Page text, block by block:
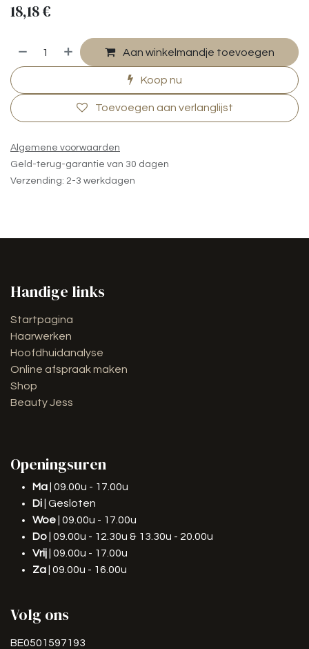
18,18€
Aan winkelmandje toevoegen
Koop nu
Toevoegen aan verlanglijst
Algemene voorwaarden
Geld-terug-garantie van 30 dagen
Verzending: 2-3 werkdagen
Handige links
Startpagina
Haarwerken
Hoofdhuidanalyse
Online afspraak maken
Shop
Beauty Jess
Openingsuren
Ma | 09.00u - 17.00u
Di | Gesloten
Woe | 09.00u - 17.00u
Do | 09.00u - 12.30u & 13.30u - 20.00u
Vrij | 09.00u - 17.00u
Za | 09.00u - 16.00u
Volg ons
BE0501597193